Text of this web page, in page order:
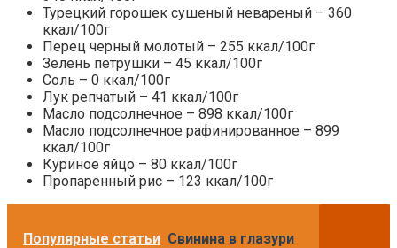
Турецкий горошек сушеный невареный – 360
ккал/100г
Перец черный молотый – 255 ккал/100г
Зелень петрушки – 45 ккал/100г
Соль – 0 ккал/100г
Лук репчатый – 41 ккал/100г
Масло подсолнечное – 898 ккал/100г
Масло подсолнечное рафинированное – 899
ккал/100г
Куриное яйцо – 80 ккал/100г
Пропаренный рис – 123 ккал/100г
Популярные статьи Свинина в глазури